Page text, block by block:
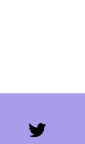
twitter